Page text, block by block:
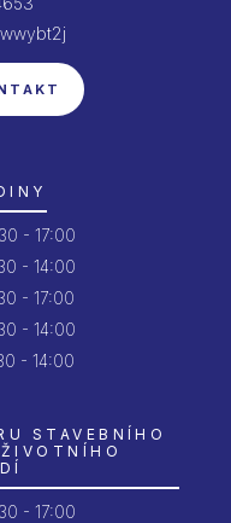
- 17:00
- 14:00
- 17:00
- 14:00
- 14:00
STAVEBNÍHO
- 17:00